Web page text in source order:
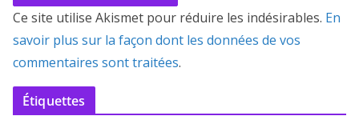
Ce site utilise Akismet pour réduire les indésirables. En
savoir plus sur la façon dont les données de vos
commentaires sont traitées.
Étiquettes